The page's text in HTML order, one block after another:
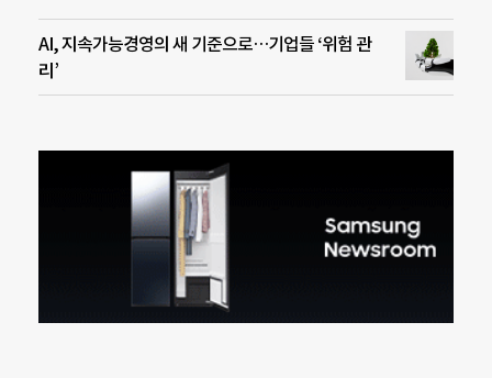
AI, 지속가능경영의 새 기준으로…기업들 ‘위험 관
리’